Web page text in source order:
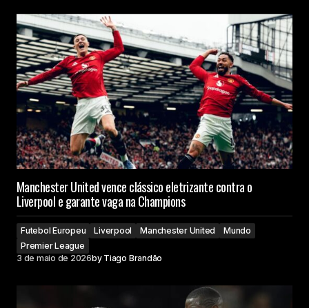
Manchester United vence clássico eletrizante contra o
Liverpool e garante vaga na Champions
Futebol Europeu Liverpool Manchester United
Mundo
Premier League
3 de maio de 2026by Tiago Brandão